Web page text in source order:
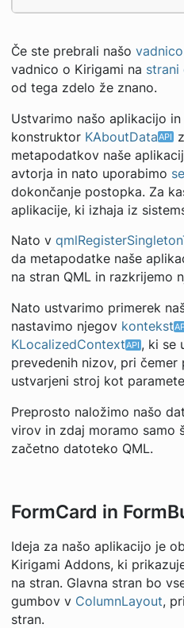
Če ste prebrali našo
vadnico o Kirigami na strani
od tega zdelo že znano.
Ustvarimo našo aplikacijo
konstruktor KAboutData
metapodatkov naše
avtorja in nato uporabimo
dokončanje postopka. Za
aplikacije, ki izhaja iz
Nato v
da metapodatke naše
na stran QML in razkrijemo
Nato ustvarimo primerek
nastavimo njegov kontekst
KLocalizedContext
, ki se
prevedenih nizov, pri čemer
ustvarjeni stroj kot
Preprosto naložimo našo
virov in zdaj moramo samo
začetno datoteko QML.
FormCard in
Ideja za našo aplikacijo je
Kirigami Addons, ki
na stran. Glavna stran bo
gumbov v ColumnLayout,
stran.